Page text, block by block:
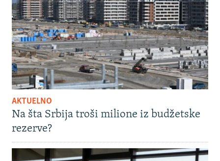
AKTUELNO
Na šta Srbija troši milione iz budžetske
rezerve?